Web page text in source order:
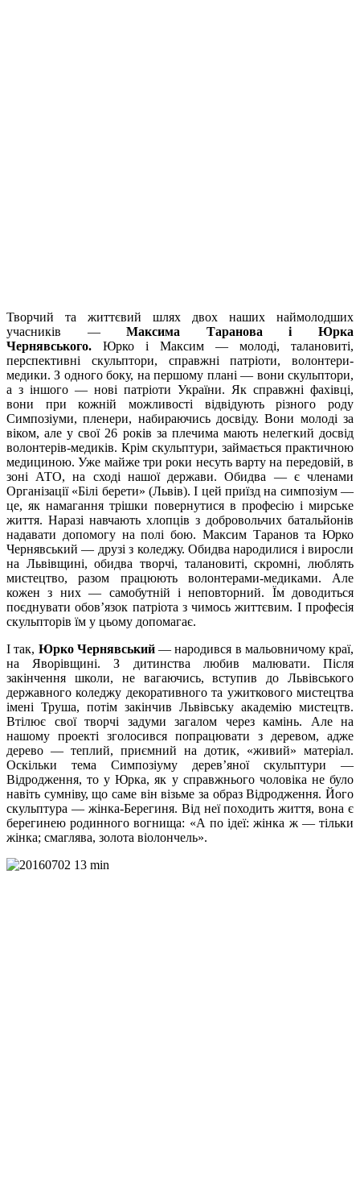
Творчий та життєвий шлях двох наших наймолодших
учасників —Максима Таранова і Юрка
Чернявського. Юрко і Максим — молоді, талановиті,
перспективні скульптори, справжні патріоти, волонтери-
медики. З одного боку, на першому плані — вони скульптори,
а з іншого — нові патріоти України. Як справжні фахівці,
вони при кожній можливості відвідують різного роду
Симпозіуми, пленери, набираючись досвіду. Вони молоді за
віком, але у свої 26 років за плечима мають нелегкий досвід
волонтерів-медиків. Крім скульптури, займається практичною
медициною. Уже майже три роки несуть варту на передовій, в
зоні АТО, на сході нашої держави. Обидва — є членами
Організації «Білі берети» (Львів). І цей приїзд на симпозіум —
це, як намагання трішки повернутися в професію і мирське
життя. Наразі навчають хлопців з добровольчих батальйонів
надавати допомогу на полі бою. Максим Таранов та Юрко
Чернявський — друзі з коледжу. Обидва народилися і виросли
на Львівщині, обидва творчі, талановиті, скромні, люблять
мистецтво, разом працюють волонтерами-медиками. Але
кожен з них — самобутній і неповторний. Їм доводиться
поєднувати обов’язок патріота з чимось життєвим. І професія
скульпторів їм у цьому допомагає.
І так, Юрко Чернявський— народився в мальовничому краї,
на Яворівщині. З дитинства любив малювати. Після
закінчення школи, не вагаючись, вступив до Львівського
державного коледжу декоративного та ужиткового мистецтва
імені Труша, потім закінчив Львівську академію мистецтв.
Втілює свої творчі задуми загалом через камінь. Але на
нашому проекті зголосився попрацювати з деревом, адже
дерево — теплий, приємний на дотик, «живий» матеріал.
Оскільки тема Симпозіуму дерев’яної скульптури —
Відродження, то у Юрка, як у справжнього чоловіка не було
навіть сумніву, що саме він візьме за образ Відродження. Його
скульптура — жінка-Берегиня. Від неї походить життя, вона є
берегинею родинного вогнища: «А по ідеї: жінка ж — тільки
жінка; смаглява, золота віолончель».